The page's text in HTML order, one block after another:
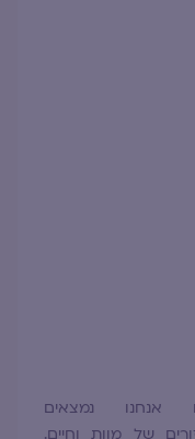
אנחנו נמצאים
של מוות וחיים.